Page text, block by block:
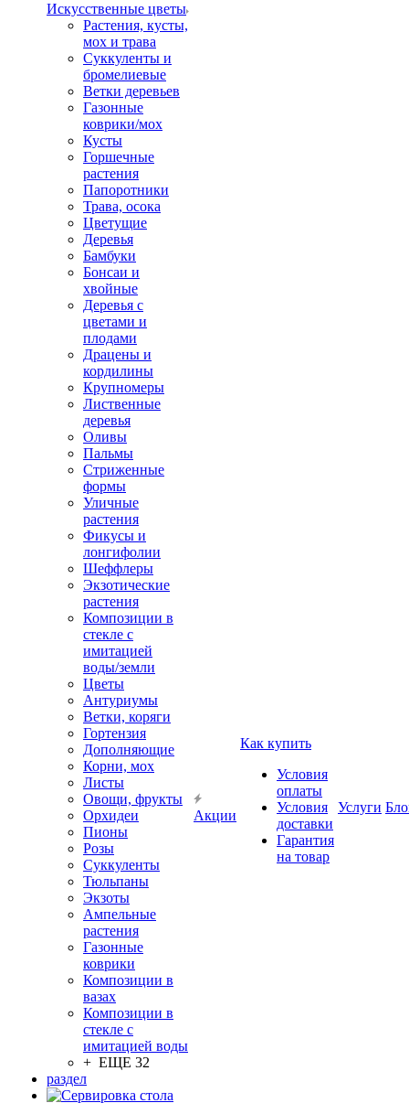
Искусственные цветы
Растения, кусты,
мох и трава
Суккуленты и
бромелиевые
Ветки деревьев
Газонные
коврики/мох
Кусты
Горшечные
растения
Папоротники
Трава, осока
Цветущие
Деревья
Бамбуки
Бонсаи и
хвойные
Деревья с
цветами и
плодами
Драцены и
кордилины
Крупномеры
Лиственные
деревья
Оливы
Пальмы
Стриженные
формы
Уличные
растения
Фикусы и
лонгифолии
Шеффлеры
Экзотические
растения
Композиции в
стекле с
имитацией
воды/земли
Цветы
Антуриумы
Ветки, коряги
Гортензия
Дополняющие
Корни, мох
Листы
Овощи, фрукты
Орхидеи
Пионы
Розы
Суккуленты
Тюльпаны
Экзоты
Ампельные
растения
Газонные
коврики
Композиции в
вазах
Композиции в
стекле с
имитацией воды
+ ЕЩЕ 32
раздел
Акции
Как купить
Условия
оплаты
Условия
доставки
Гарантия
на товар
Услуги